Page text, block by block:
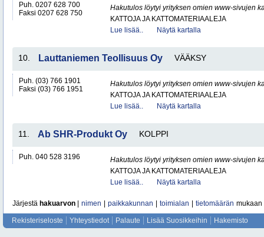
Puh. 0207 628 700
Faksi 0207 628 750
Hakutulos löytyi yrityksen omien www-sivujen
KATTOJA JA KATTOMATERIAALEJA
Lue lisää..
Näytä kartalla
10. Lauttaniemen Teollisuus Oy VÄÄKSY
Puh. (03) 766 1901
Faksi (03) 766 1951
Hakutulos löytyi yrityksen omien www-sivujen
KATTOJA JA KATTOMATERIAALEJA
Lue lisää..
Näytä kartalla
11. Ab SHR-Produkt Oy KOLPPI
Puh. 040 528 3196
Hakutulos löytyi yrityksen omien www-sivujen
KATTOJA JA KATTOMATERIAALEJA
Lue lisää..
Näytä kartalla
Järjestä hakuarvon nimen paikkakunnan toimialan tietomäärän mukaan
Rekisteriseloste Yhteystiedot Palaute Lisää Suosikkeihin Hakemisto